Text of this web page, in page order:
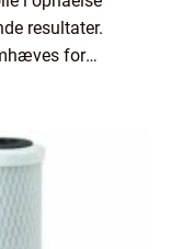
resultater.
for